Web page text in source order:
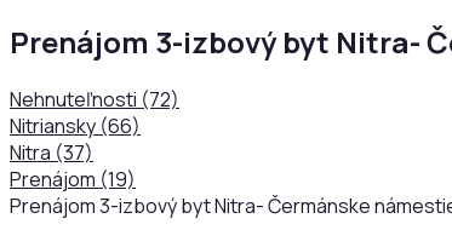
Prenájom 3-izbový byt Nitra-
Nehnuteľnosti (72)
Nitriansky (66)
Nitra (37)
Prenájom (19)
Prenájom 3-izbový byt Nitra- Čermánske